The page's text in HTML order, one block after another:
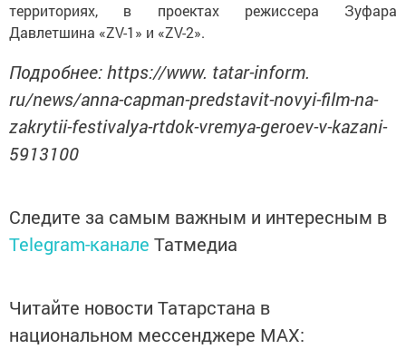
территориях, в проектах режиссера Зуфара
Давлетшина «ZV-1» и «ZV-2».
Подробнее: https://www. tatar-inform.
ru/news/anna-capman-predstavit-novyi-film-na-
zakrytii-festivalya-rtdok-vremya-geroev-v-kazani-
5913100
Следите за самым важным и интересным в
Telegram-канале Татмедиа
Читайте новости Татарстана в
национальном мессенджере MАХ: